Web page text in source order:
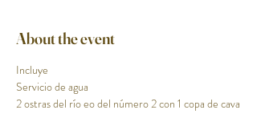
About the event
Incluye
Servicio de agua
2 ostras del río eo del número 2 con 1 copa de cava